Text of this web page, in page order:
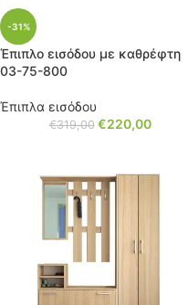
-31%
Έπιπλο εισόδου με καθρέφτη
03-75-800
Έπιπλα εισόδου
€319,00 €220,00